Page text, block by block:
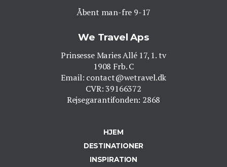
Åbent man-fre 9-17
We Travel Aps
Prinsesse Maries Allé 17, 1. tv
1908 Frb. C
Email: contact@wetravel.dk
CVR: 39166372
Rejsegarantifonden: 2868
HJEM
DESTINATIONER
INSPIRATION